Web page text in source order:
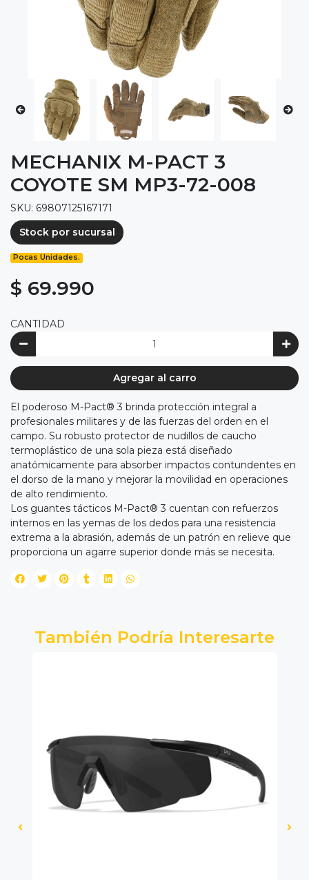
MECHANIX M-PACT 3
COYOTE SM MP3-72-008
SKU: 69807125167171
Stock por sucursal
Pocas Unidades.
$ 69.990
CANTIDAD
Agregar al carro
El poderoso M-Pact® 3 brinda protección integral a
profesionales militares y de las fuerzas del orden en el
campo. Su robusto protector de nudillos de caucho
termoplástico de una sola pieza está diseñado
anatómicamente para absorber impactos contundentes en
el dorso de la mano y mejorar la movilidad en operaciones
de alto rendimiento.
Los guantes tácticos M-Pact® 3 cuentan con refuerzos
internos en las yemas de los dedos para una resistencia
extrema a la abrasión, además de un patrón en relieve que
proporciona un agarre superior donde más se necesita.
También Podría Interesarte